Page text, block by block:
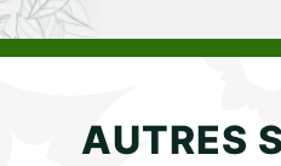
AUTRES